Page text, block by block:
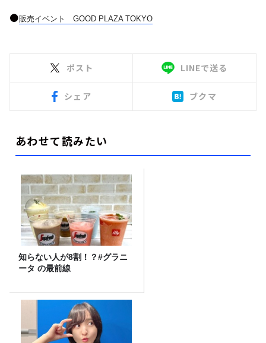
●販売イベント GOOD PLAZA TOKYO
ポスト LINEで送る
シェア ブクマ
あわせて読みたい
知らない人が8割！？#グラニ
ータ の最前線